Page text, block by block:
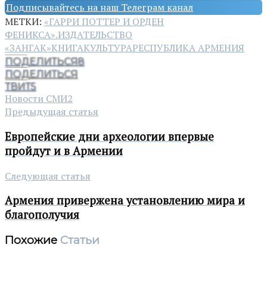
Подписывайтесь на наш Телеграм канал
МЕТКИ: «ГАРРИ ПОТТЕР И ОРДЕН
ФЕНИКСА».ИЗДАТЕЛЬСТВО
«ЗАНГАК»КНИГАКУЛЬТУРАРЕСПУБЛИКА АРМЕНИЯ
ПОДЕЛИТЬСЯ8
ПОДЕЛИТЬСЯ
ТВИТ5
Новости СМИ2
Предыдущая статья
Европейские дни археологии впервые
пройдут и в Армении
Следующая статья
Армения привержена установлению мира и
благополучия
Похожие Статьи